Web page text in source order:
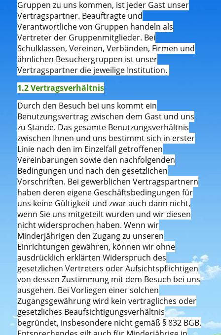
Gruppen zu uns kommen, ist jeder Gast unser
Vertragspartner. Beauftragte und
Verantwortliche von Gruppen handeln als
Vertreter der Gruppenmitglieder. Bei
Schulklassen, Vereinen, Verbänden, Firmen und
ähnlichen Besuchergruppen ist unser
Vertragspartner die jeweilige Institution.
1.2 Vertragsverhältnis
Durch den Besuch bei uns kommt ein
Benutzungsvertrag zwischen dem Gast und uns
zu Stande. Das gesamte Benutzungsverhältnis
zwischen Ihnen und uns bestimmt sich in erster
Linie nach den im Einzelfall getroffenen
Vereinbarungen sowie den nachfolgenden
Bedingungen und nach den gesetzlichen
Vorschriften. Bei gewerblichen Vertragspartnern
haben deren eigene Geschäftsbedingungen für
uns keine Gültigkeit und zwar auch dann nicht,
wenn Sie uns mitgeteilt wurden und wir diesen
nicht widersprochen haben. Wenn wir
Minderjährigen den Zugang zu unseren
Einrichtungen gewähren, können wir ohne
ausdrücklich erklärten Widerspruch des
gesetzlichen Vertreters oder Aufsichtspflichtigen
von dessen Zustimmung mit dem Besuch bei uns
ausgehen. Bei Vorliegen einer solchen
Zugangsgewährung wird kein vertragliches oder
gesetzliches Beaufsichtigungsverhältnis
begründet, insbesondere nicht gemäß § 832 BGB.